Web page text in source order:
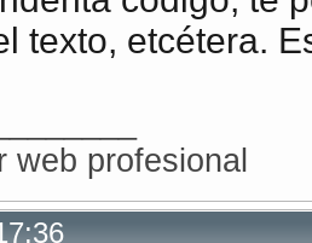
texto, etcétera.
web profesional